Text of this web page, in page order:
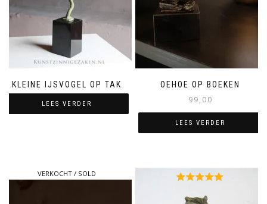
KLEINE IJSVOGEL OP TAK
LEES VERDER
OEHOE OP BOEKEN
99,00
LEES VERDER
VERKOCHT / SOLD